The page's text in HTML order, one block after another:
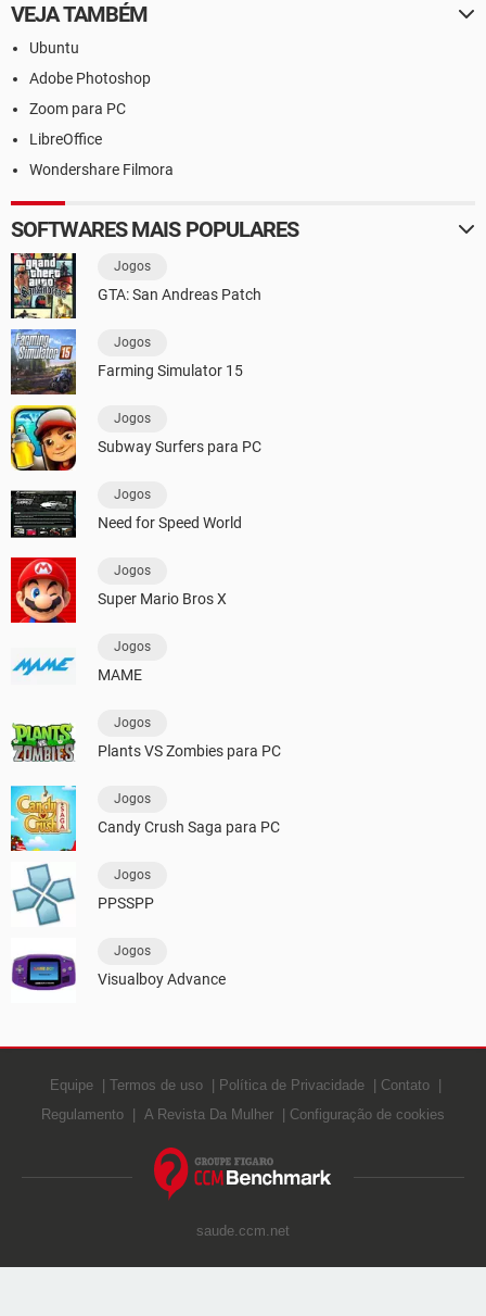
VEJA TAMBÉM
Ubuntu
Adobe Photoshop
Zoom para PC
LibreOffice
Wondershare Filmora
SOFTWARES MAIS POPULARES
Jogos
GTA: San Andreas Patch
Jogos
Farming Simulator 15
Jogos
Subway Surfers para PC
Jogos
Need for Speed World
Jogos
Super Mario Bros X
Jogos
MAME
Jogos
Plants VS Zombies para PC
Jogos
Candy Crush Saga para PC
Jogos
PPSSPP
Jogos
Visualboy Advance
Equipe Termos de uso Política de Privacidade
Contato
Regulamento
A Revista Da Mulher Configuração de cookies
saude.ccm.net